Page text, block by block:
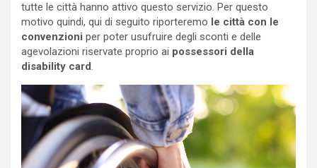
tutte le città hanno attivo questo servizio. Per questo
motivo quindi, qui di seguito riporteremo le città con le
convenzioni per poter usufruire degli sconti e delle
agevolazioni riservate proprio ai possessori della
disability card.